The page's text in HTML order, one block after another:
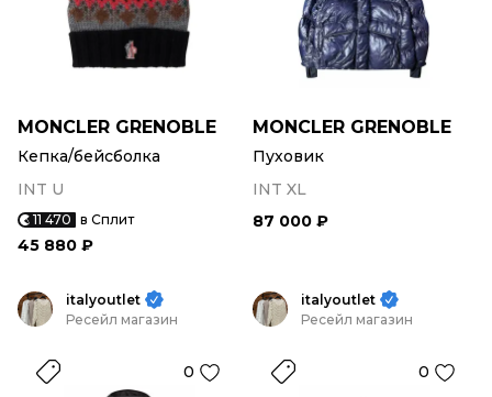
MONCLER GRENOBLE
Кепка/бейсболка
INT U
11 470 в Сплит
45 880 ₽
MONCLER GRENOBLE
Пуховик
INT XL
87 000 ₽
italyoutlet
Ресейл магазин
0
italyoutlet
Ресейл магазин
0